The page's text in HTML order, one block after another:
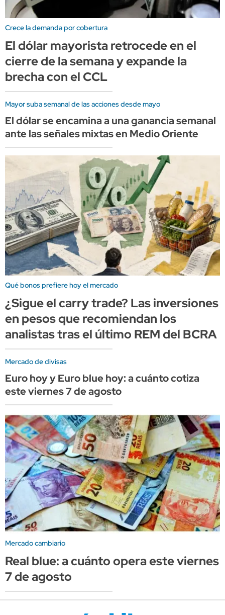
Crece la demanda por cobertura
El dólar mayorista retrocede en el
cierre de la semana y expande la
brecha con el CCL
Mayor suba semanal de las acciones desde mayo
El dólar se encamina a una ganancia semanal
ante las señales mixtas en Medio Oriente
Qué bonos prefiere hoy el mercado
¿Sigue el carry trade? Las inversiones
en pesos que recomiendan los
analistas tras el último REM del BCRA
Mercado de divisas
Euro hoy y Euro blue hoy: a cuánto cotiza
este viernes 7 de agosto
Mercado cambiario
Real blue: a cuánto opera este viernes
7 de agosto